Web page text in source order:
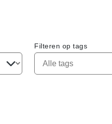
Filteren op tags